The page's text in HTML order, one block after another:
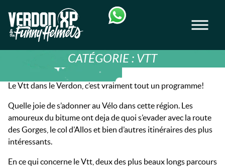
navigation
content
VERDON-XP | RAFTING, CANOE &
CATÉGORIE : VTT
Le Vtt dans le Verdon, c’est vraiment tout un programme!
Quelle joie de s’adonner au Vélo dans cette région. Les
amoureux du bitume ont deja de quoi s’evader avec la route
des Gorges, le col d’Allos et bien d’autres itinéraires des plus
intéressants.
En ce qui concerne le Vtt, deux des plus beaux longs parcours